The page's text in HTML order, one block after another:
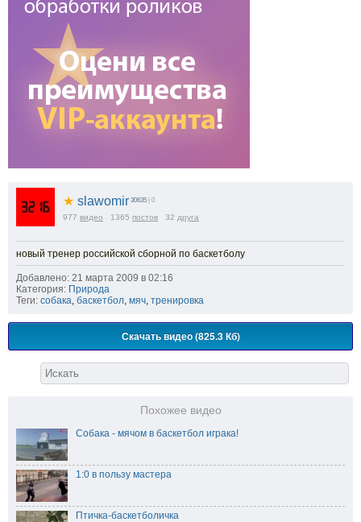
★ slawomir 30635 | 0
977 видео 1365 постов 32 друга
новый тренер российской сборной по баскетболу
Добавлено: 21 марта 2009 в 02:16
Категория: Природа
Теги: собака баскетбол мяч тренировка
Скачать видео (825.3 Кб)
Похожее видео
Собака - мячом в баскетбол играка!
1:0 в пользу мастера
Птичка-баскетболичка